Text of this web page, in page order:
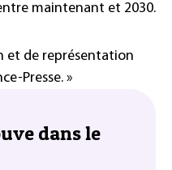
maintenant et 2030.
et de représentation
Presse. »
dans le